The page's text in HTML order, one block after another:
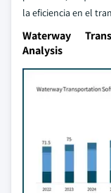
la eficiencia en el
Waterway
Analysis